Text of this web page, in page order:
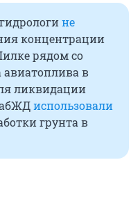
не
концентрации
рядом со
авиатоплива в
ликвидации
использовали
грунта в